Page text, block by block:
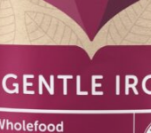
Seuraava